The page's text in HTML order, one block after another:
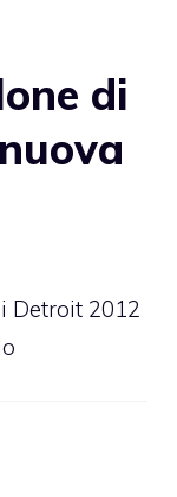
di
Detroit 2012